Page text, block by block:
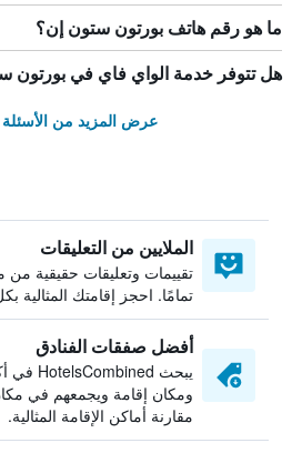
ما هو رقم هاتف بورتون ستون إن؟
هل تتوفر خدمة الواي فاي في بورتون
عرض المزيد من الأسئلة
الملايين من التعليقات
تقييمات وتعليقات حقيقية من
تمامًا. احجز إقامتك المثالية
أفضل صفقات الفنادق
ومكان إقامة ويجمعهم في
مقارنة أماكن الإقامة المثالية.